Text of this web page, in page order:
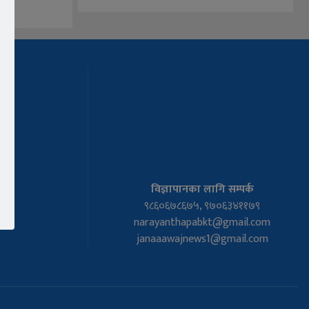
विज्ञापानका लागि सम्पर्क
९८६०६७८६७५, ९७०६३४११७९
narayanthapabkt@gmail.com
janaaawajnews1@gmail.com